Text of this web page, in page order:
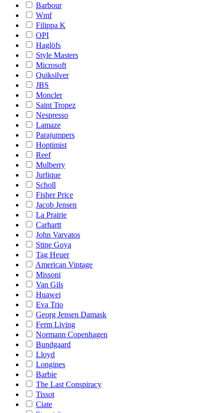
Barbour
Wmf
Filippa K
OPI
Haglöfs
Style Masters
Microsoft
Quiksilver
JBS
Moncler
Saint Tropez
Nespresso
Lamaze
Parajumpers
Hoptimist
Reef
Mulberry
Jurlique
Scholl
Fisher Price
Jacob Jensen
La Prairie
Carhartt
John Varvatos
Stine Goya
Tag Heuer
American Vintage
Missoni
Van Gils
Huawei
Eva Trio
Georg Jensen Damask
Ferm Living
Normann Copenhagen
Bundgaard
Lloyd
Longines
Barbie
The Last Conspiracy
Tissot
Ciate